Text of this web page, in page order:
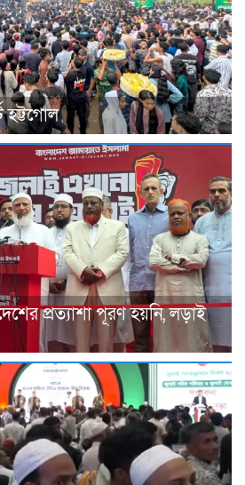
হট্টগোল
প্রত্যাশা পূরণ হয়নি, লড়াই